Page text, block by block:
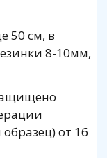
50 см, в
8-10мм,
от 16